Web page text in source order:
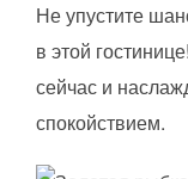
Не упустите
в этой
сейчас и
спокойствием.